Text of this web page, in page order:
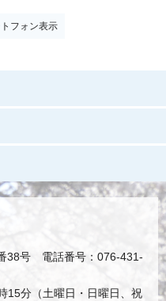
フォン表示
38号 電話番号：076-431-
15分（土曜日・日曜日、祝